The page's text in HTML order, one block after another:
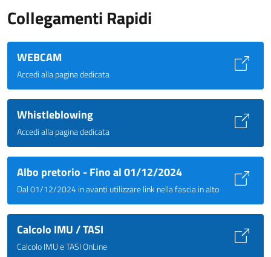
Collegamenti Rapidi
WEBCAM
Accedi alla pagina dedicata
Whistleblowing
Accedi alla pagina dedicata
Albo pretorio - Fino al 01/12/2024
Dal 01/12/2024 in avanti utilizzare link nella fascia in alto
Calcolo IMU / TASI
Calcolo IMU e TASI OnLine